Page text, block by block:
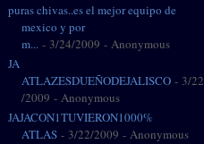
puras chivas..es el mejor equipo de
mexico y por
m... - 3/24/2009 - Anonymous
JA
ATLAZESDUEÑODEJALISCO - 3/22
/2009 - Anonymous
JAJACON1TUVIERON1000%
ATLAS - 3/22/2009 - Anonymous